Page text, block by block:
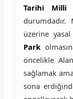
Tarihi Milli
üzerine
Park
öncelikle
sağlamak
sona